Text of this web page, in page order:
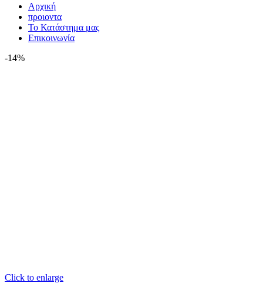
Αρχική
προιοντα
Το Κατάστημα μας
Επικοινωνία
-14%
Click to enlarge